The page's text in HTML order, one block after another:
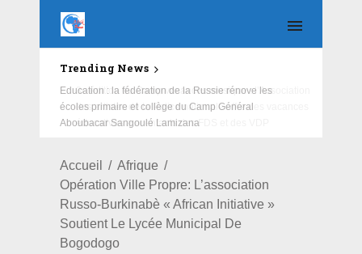
Trending News
Education : la fédération de la Russie rénove les
écoles primaire et collège du Camp Général
Aboubacar Sangoulé Lamizana
Accueil
Afrique
Opération Ville Propre: L’association
Russo-Burkinabè « African Initiative »
Soutient Le Lycée Municipal De
Bogodogo